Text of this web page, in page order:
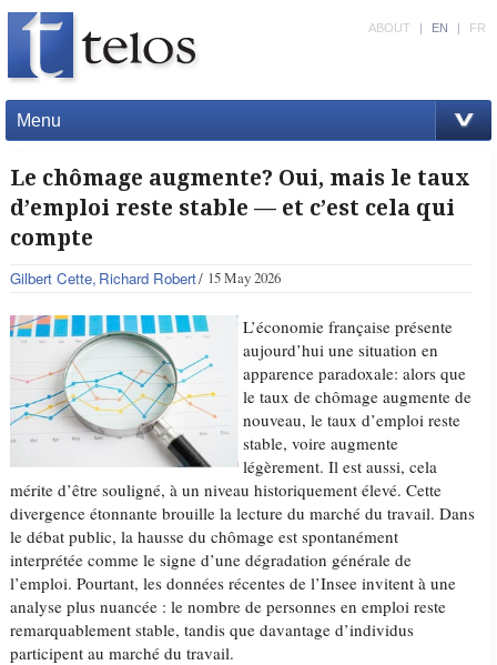
Menu
ABOUT | EN | FR
Le chômage augmente? Oui, mais le taux
d’emploi reste stable — et c’est cela qui
compte
Gilbert Cette Richard Robert 15 May 2026
L’économie française présente
aujourd’hui une situation en
apparence paradoxale: alors que
le taux de chômage augmente de
nouveau, le taux d’emploi reste
stable, voire augmente
légèrement. Il est aussi, cela
mérite d’être souligné, à un niveau historiquement élevé. Cette
divergence étonnante brouille la lecture du marché du travail. Dans
le débat public, la hausse du chômage est spontanément
interprétée comme le signe d’une dégradation générale de
l’emploi. Pourtant, les données récentes de l’Insee invitent à une
analyse plus nuancée : le nombre de personnes en emploi reste
remarquablement stable, tandis que davantage d’individus
participent au marché du travail.